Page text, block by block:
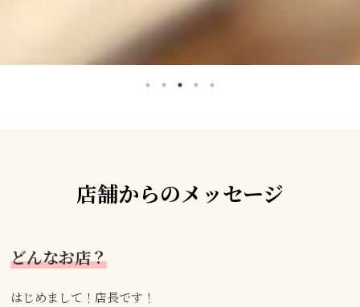
店舗からのメッセージ
どんなお店？
はじめまして！店長です！